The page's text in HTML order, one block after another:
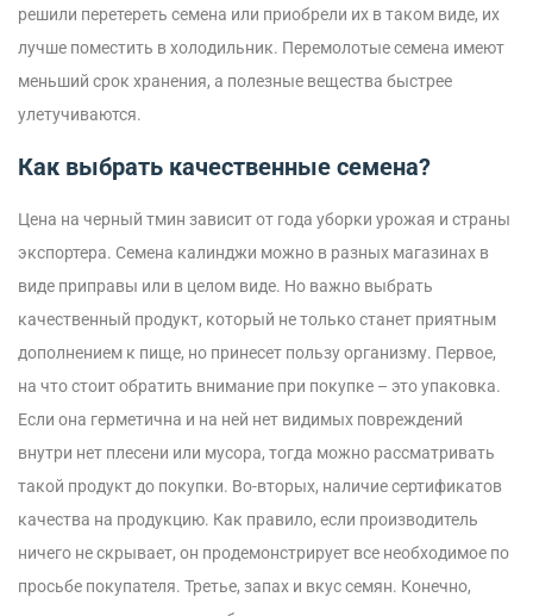
решили перетереть семена или приобрели их в таком виде, их
лучше поместить в холодильник. Перемолотые семена имеют
меньший срок хранения, а полезные вещества быстрее
улетучиваются.
Как выбрать качественные семена?
Цена на черный тмин зависит от года уборки урожая и страны
экспортера. Семена калинджи можно в разных магазинах в
виде приправы или в целом виде. Но важно выбрать
качественный продукт, который не только станет приятным
дополнением к пище, но принесет пользу организму. Первое,
на что стоит обратить внимание при покупке – это упаковка.
Если она герметична и на ней нет видимых повреждений
внутри нет плесени или мусора, тогда можно рассматривать
такой продукт до покупки. Во-вторых, наличие сертификатов
качества на продукцию. Как правило, если производитель
ничего не скрывает, он продемонстрирует все необходимое по
просьбе покупателя. Третье, запах и вкус семян. Конечно,